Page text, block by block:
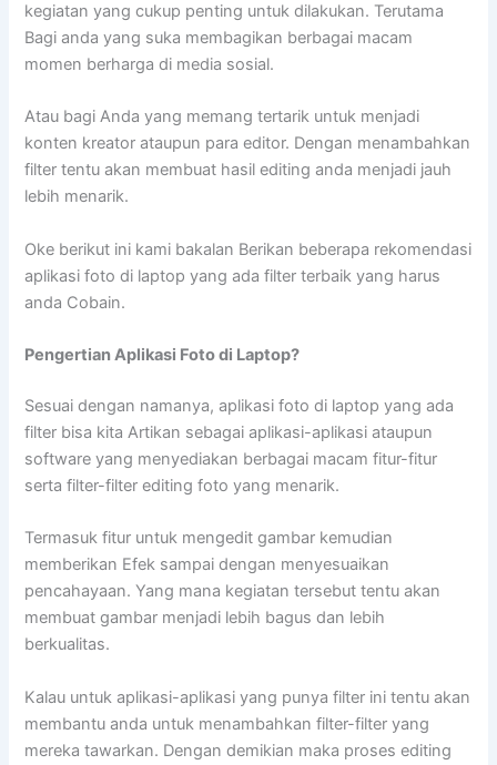
kegiatan yang cukup penting untuk dilakukan. Terutama
Bagi anda yang suka membagikan berbagai macam
momen berharga di media sosial.
Atau bagi Anda yang memang tertarik untuk menjadi
konten kreator ataupun para editor. Dengan menambahkan
filter tentu akan membuat hasil editing anda menjadi jauh
lebih menarik.
Oke berikut ini kami bakalan Berikan beberapa rekomendasi
aplikasi foto di laptop yang ada filter terbaik yang harus
anda Cobain.
Pengertian Aplikasi Foto di Laptop?
Sesuai dengan namanya, aplikasi foto di laptop yang ada
filter bisa kita Artikan sebagai aplikasi-aplikasi ataupun
software yang menyediakan berbagai macam fitur-fitur
serta filter-filter editing foto yang menarik.
Termasuk fitur untuk mengedit gambar kemudian
memberikan Efek sampai dengan menyesuaikan
pencahayaan. Yang mana kegiatan tersebut tentu akan
membuat gambar menjadi lebih bagus dan lebih
berkualitas.
Kalau untuk aplikasi-aplikasi yang punya filter ini tentu akan
membantu anda untuk menambahkan filter-filter yang
mereka tawarkan. Dengan demikian maka proses editing